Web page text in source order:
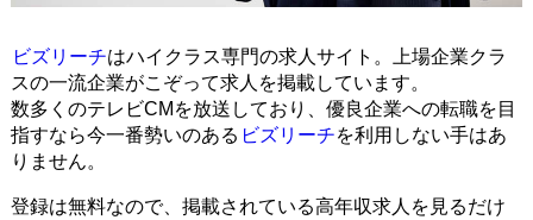
ビズリーチはハイクラス専門の求人サイト。上場企業クラ
スの一流企業がこぞって求人を掲載しています。
数多くのテレビCMを放送しており、優良企業への転職を目
指すなら今一番勢いのある ビズリーチを利用しない手はあ
りません。
登録は無料なので、掲載されている高年収求人を見るだけ